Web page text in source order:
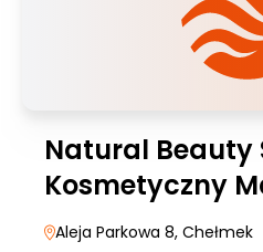
Natural Beauty
Kosmetyczny
Aleja Parkowa 8, Chełmek